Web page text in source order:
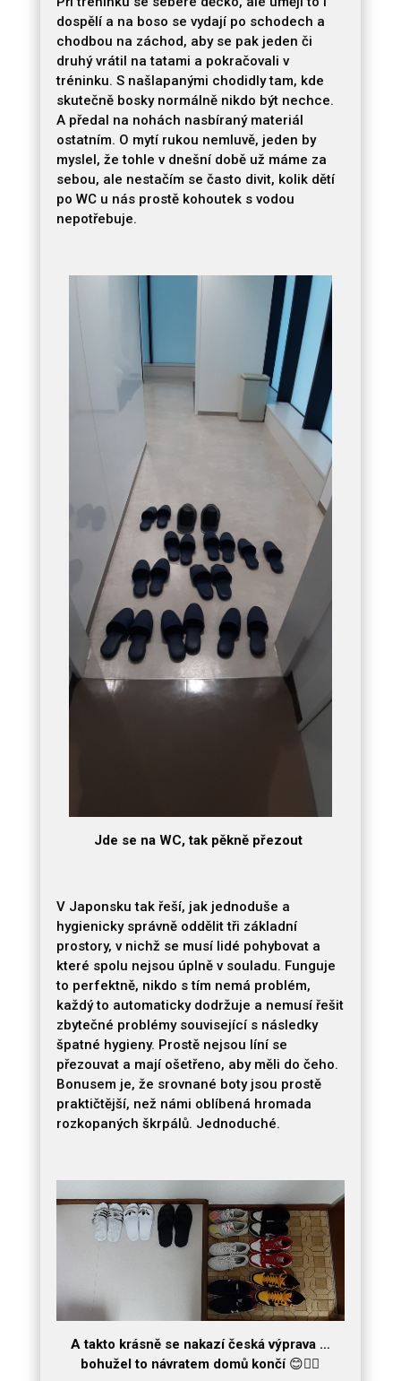
dospělí a na boso se vydají po schodech a
chodbou na záchod, aby se pak jeden či
druhý vrátil na tatami a pokračovali v
tréninku. S našlapanými chodidly tam, kde
skutečně bosky normálně nikdo být nechce.
A předal na nohách nasbíraný materiál
ostatním. O mytí rukou nemluvě, jeden by
myslel, že tohle v dnešní době už máme za
sebou, ale nestačím se často divit, kolik dětí
po WC u nás prostě kohoutek s vodou
nepotřebuje.
Jde se na WC, tak pěkně přezout
V Japonsku tak řeší, jak jednoduše a
hygienicky správně oddělit tři základní
prostory, v nichž se musí lidé pohybovat a
které spolu nejsou úplně v souladu. Funguje
to perfektně, nikdo s tím nemá problém,
každý to automaticky dodržuje a nemusí řešit
zbytečné problémy související s následky
špatné hygieny. Prostě nejsou líní se
přezouvat a mají ošetřeno, aby měli do čeho.
Bonusem je, že srovnané boty jsou prostě
praktičtější, než námi oblíbená hromada
rozkopaných škrpálů. Jednoduché.
A takto krásně se nakazí česká výprava …
bohužel to návratem domů končí 😊🤷‍♂️